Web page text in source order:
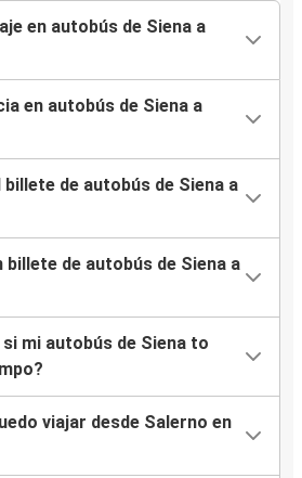
en autobús de Siena a
en autobús de Siena a
de autobús de Siena a
billete de autobús de Siena a
mi autobús de Siena to
viajar desde Salerno en